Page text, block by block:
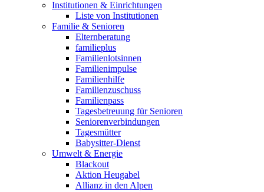
Institutionen & Einrichtungen
Liste von Institutionen
Familie & Senioren
Elternberatung
familieplus
Familienlotsinnen
Familienimpulse
Familienhilfe
Familienzuschuss
Familienpass
Tagesbetreuung für Senioren
Seniorenverbindungen
Tagesmütter
Babysitter-Dienst
Umwelt & Energie
Blackout
Aktion Heugabel
Allianz in den Alpen